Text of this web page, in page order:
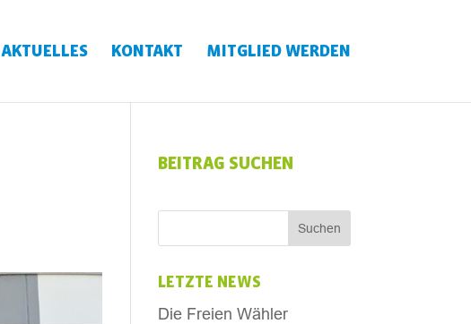
AKTUELLES KONTAKT MITGLIED WERDEN
BEITRAG SUCHEN
LETZTE NEWS
Die Freien Wähler